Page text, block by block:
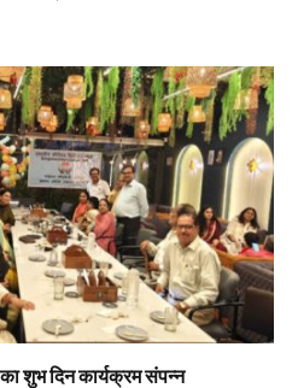
शुभ दिन कार्यक्रम संपन्न